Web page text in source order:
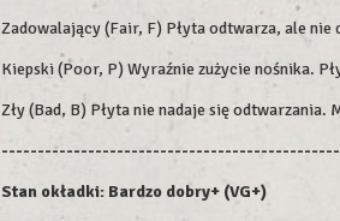
Zadowalający (Fair, F) Płyta odtwarza, ale
Kiepski (Poor, P) Wyraźnie zużycie nośnika.
Zły (Bad, B) Płyta nie nadaje się
Stan okładki: Bardzo dobry+ (VG+)